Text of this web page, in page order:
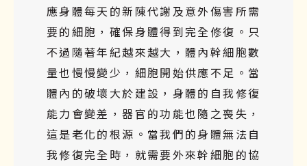
應身體每天的新陳代謝及意外傷害所需
要的細胞，確保身體得到完全修復。只
不過隨著年紀越來越大，體內幹細胞數
量也慢慢變少，細胞開始供應不足。當
體內的破壞大於建設，身體的自我修復
能力會變差，器官的功能也隨之喪失，
這是老化的根源。當我們的身體無法自
我修復完全時，就需要外來幹細胞的協